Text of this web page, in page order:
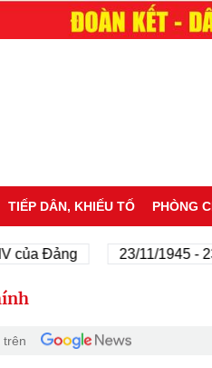
TIẾP DÂN, KHIẾU TỐ PHÒNG
Đảng 23/11/1945 - 23/11/
trên